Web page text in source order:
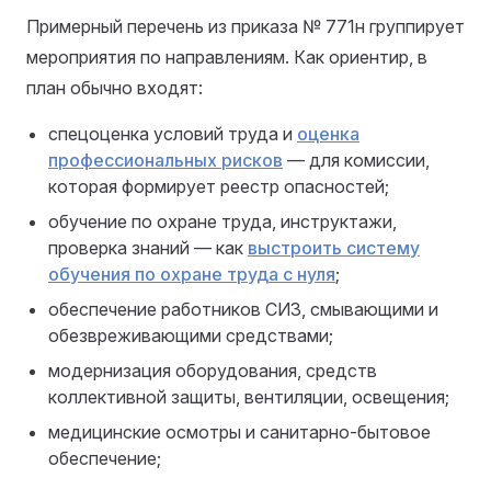
Примерный перечень из приказа № 771н группирует
мероприятия по направлениям. Как ориентир, в
план обычно входят:
спецоценка условий труда и оценка
профессиональных рисков — для комиссии,
которая формирует реестр опасностей;
обучение по охране труда, инструктажи,
проверка знаний — как выстроить систему
обучения по охране труда с нуля;
обеспечение работников СИЗ, смывающими и
обезвреживающими средствами;
модернизация оборудования, средств
коллективной защиты, вентиляции, освещения;
медицинские осмотры и санитарно-бытовое
обеспечение;